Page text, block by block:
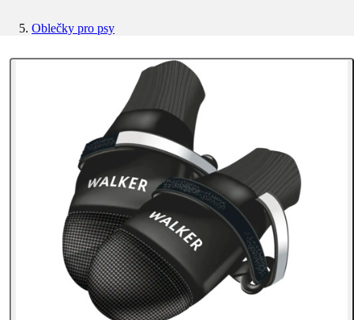
Oblečky pro psy